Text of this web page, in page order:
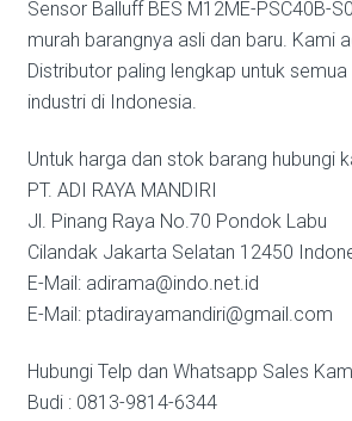
Sensor Balluff BES M12ME-PSC40B-
murah barangnya asli dan baru. Kami
Distributor paling lengkap untuk
industri di Indonesia.
Untuk harga dan stok barang hubungi
PT. ADI RAYA MANDIRI
Jl. Pinang Raya No.70 Pondok Labu
Cilandak Jakarta Selatan 12450
E-Mail: adirama@indo.net.id
E-Mail: ptadirayamandiri@gmail.com
Hubungi Telp dan Whatsapp Sales
Budi : 0813-9814-6344